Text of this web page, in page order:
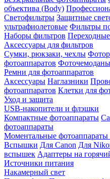
объектива (Body)
Светофильтры Защитные
ультрафиолетовые Фильтры
Наборы фильтров
Аксессуары для фильтров
Сумки, рюкзаки, чехлы
фотоаппаратов
Ремни для фотоаппаратов
Аксессуары Наглазники
фотоаппаратов Клетки для
Уход и защита
USB-накопители и флэшки
Компактные фотоаппараты
фотоаппараты
Моментальные фотоаппараты
Вспышки Для Canon Для
вспышек Адаптеры на
Источники питания
Накамерный свет